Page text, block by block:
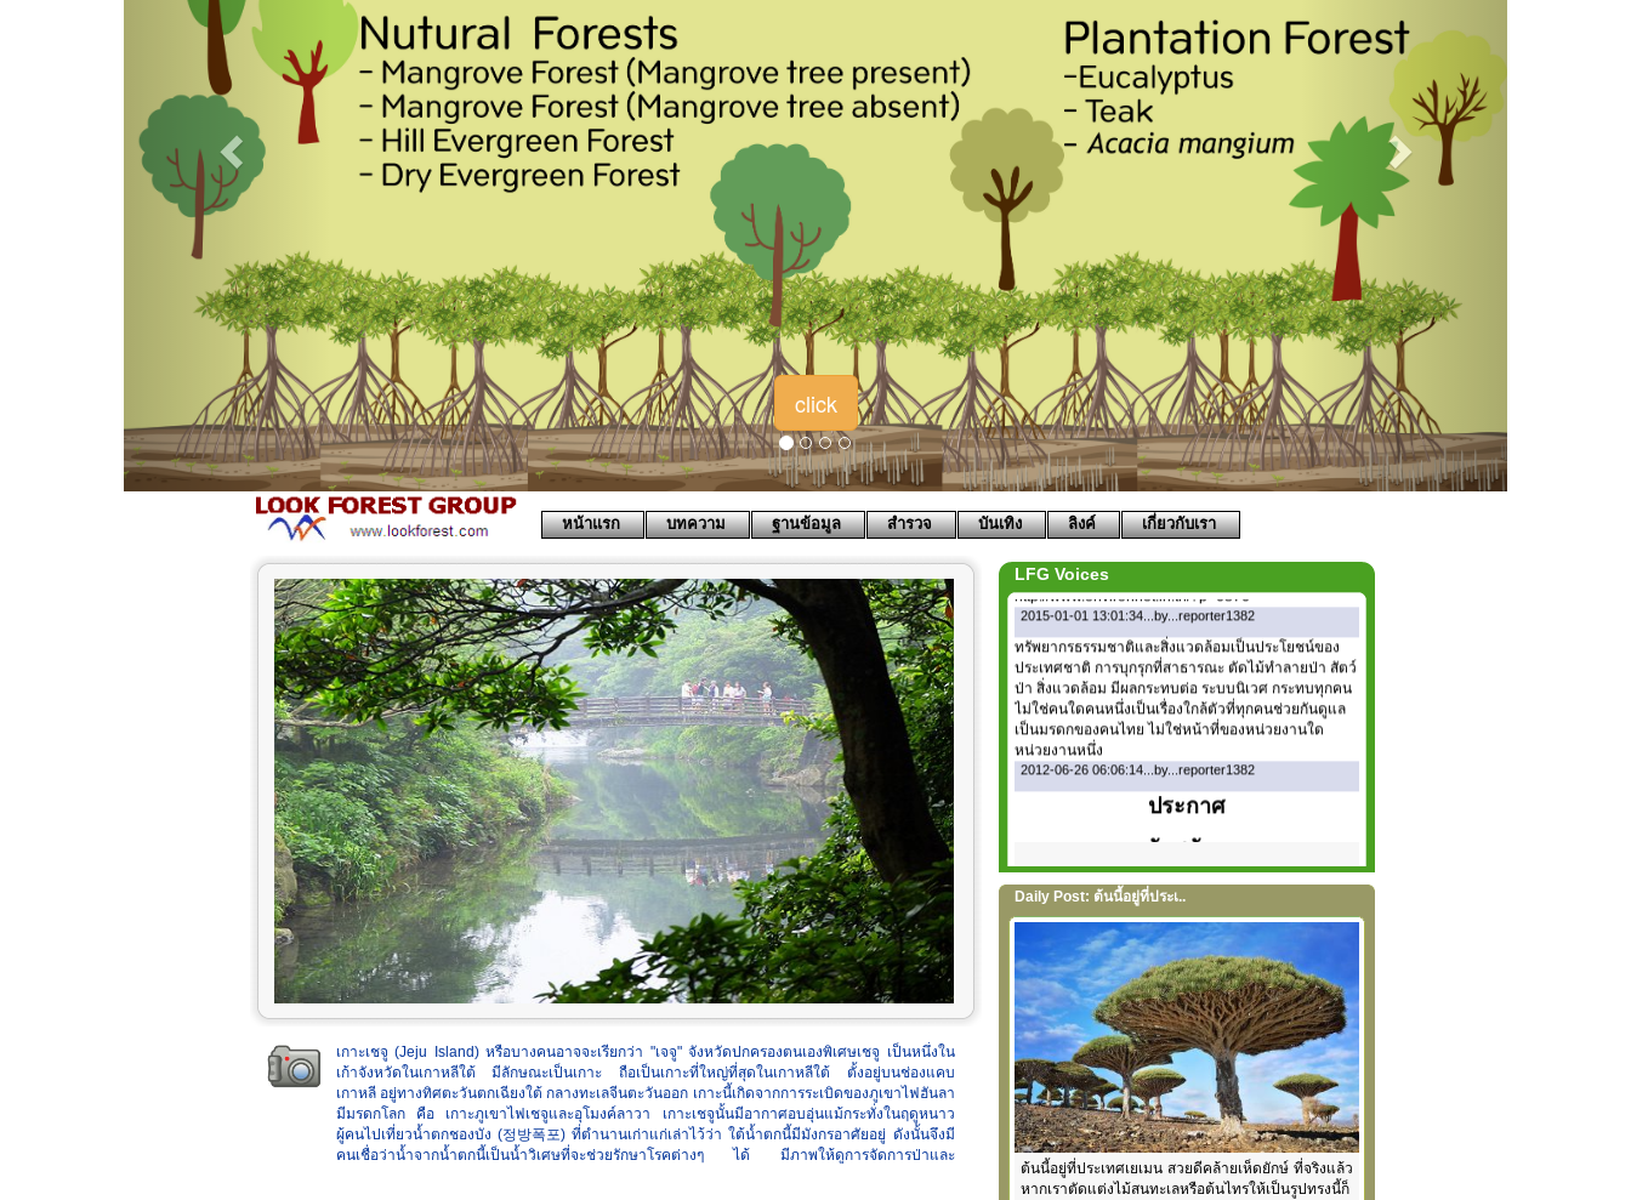
click
หน้าแรก บทความ ฐานข้อมูล สำรวจ บันเทิง ลิงค์ เกี่ยวกับเรา
เกาะเชจู (Jeju Island) หรือบางคนอาจจะเรียกว่า "เจจู" จังหวัดปกครองตนเองพิเศษเชจู เป็นหนึ่งใน
เก้าจังหวัดในเกาหลีใต้ มีลักษณะเป็นเกาะ ถือเป็นเกาะที่ใหญ่ที่สุดในเกาหลีใต้ ตั้งอยู่บนช่องแคบ
เกาหลี อยู่ทางทิศตะวันตกเฉียงใต้ กลางทะเลจีนตะวันออก เกาะนี้เกิดจากการระเบิดของภูเขาไฟฮันลา
มีมรดกโลก คือ เกาะภูเขาไฟเชจูและอุโมงค์ลาวา เกาะเชจูนั้นมีอากาศอบอุ่นแม้กระทั่งในฤดูหนาว
ผู้คนไปเที่ยวน้ำตกชองบัง (정방폭포) ที่ตำนานเก่าแก่เล่าไว้ว่า ใต้น้ำตกนี้มีมังกรอาศัยอยู่ ดังนั้นจึงมี
คนเชื่อว่าน้ำจากน้ำตกนี้เป็นน้ำวิเศษที่จะช่วยรักษาโรคต่างๆ ได้ มีภาพให้ดูการจัดการป่าและ
LFG Voices
2021-01-23 10:35:09...by...
2021-01-23
10:31:04...by...https://www.facebook.com/616201705232199/videos/324358822227964/
http://www.environnet.in.th/environ/ มาตรวจดูว่าคุณ
ทำให้เกิดก๊าซคาร์บอนไดออกไซด์ ที่เป็นตัวการหลัก
ทำให้โลกร้อนเท่าไร
2016-01-01 14:09:05...by...reporter4826
สวนแนวตั้ง ไอเดียรีไซเคิล ทำเองได้ โดยนักออกแบบ
ชาวบราซิล ออกแบบสวนสำหรับปลูกพืชผักสวนครัวในที่
จำกัด ด้วยการนำขวดพลาสติกใช้แล้วและเป็นขยะที่ไม่มี
ใครต้องการ มาเจาะช่องด้านข้างของขวดด้านหนึ่งเพื่อ
ใส่ดิน และแขวนขวดไว้บนผนังข้างครัว ขวดแต่ละใบก็มี
พืชสวนครัวต่างๆ ที่ไว้ใช้ในการปรุงอาหาร รวมทั้งผัก
ต่างๆที่สามารถนำมาทำอาหารได้ นอกจากจะได้ผัก
ที่ดูมีชีวิตชีวา เพิ่มสีเขียวให้กับห้องครัว แล้วยังได้กำจัด
ขยะให้เกิดประโยชน์อีกด้วย ดูแบบตัวอย่างที่
http://www.environnet.in.th/?p=6876
2015-01-01 13:01:34...by...reporter1382
ทรัพยากรธรรมชาติและสิ่งแวดล้อมเป็นประโยชน์ของ
ประเทศชาติ การบุกรุกที่สาธารณะ ตัดไม้ทำลายป่า สัตว์
ป่า สิ่งแวดล้อม มีผลกระทบต่อ ระบบนิเวศ กระทบทุกคน
ไม่ใช่คนใดคนหนึ่งเป็นเรื่องใกล้ตัวที่ทุกคนช่วยกันดูแล
เป็นมรดกของคนไทย ไม่ใช่หน้าที่ของหน่วยงานใด
หน่วยงานหนึ่ง
2012-06-26 06:06:14...by...reporter1382
ประกาศ
รับสมัคร
สนใจติดต่อที่
info@lookforest.com
หรือแจ้งที่บรรณาธิการ
บนเวปไซด์แห่งนี้
ตั้งแต่บัดนี้เป็นต้นไป
2010-11-06 13:51:51...by...reporter4586
Hi! Let's see how can we move together with LFG
Daily Post: ต้นนี้อยู่ที่ประเ..
ต้นนี้อยู่ที่ประเทศเยเมน สวยดีคล้ายเห็ดยักษ์ ที่จริงแล้ว
หากเราตัดแต่งไม้สนทะเลหรือต้นไทรให้เป็นรูปทรงนี้ก็